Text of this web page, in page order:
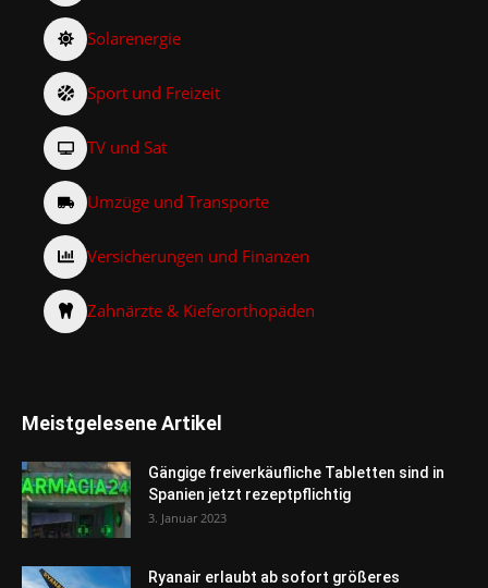
Solarenergie
Sport und Freizeit
TV und Sat
Umzüge und Transporte
Versicherungen und Finanzen
Zahnärzte & Kieferorthopäden
Meistgelesene Artikel
Gängige freiverkäufliche Tabletten sind in
Spanien jetzt rezeptpflichtig
3. Januar 2023
Ryanair erlaubt ab sofort größeres